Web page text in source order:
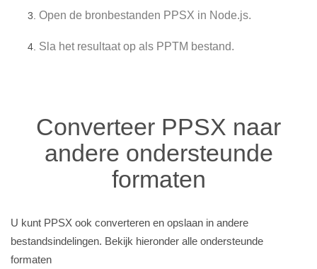
Open de bronbestanden PPSX in Node.js.
Sla het resultaat op als PPTM bestand.
Converteer PPSX naar
andere ondersteunde
formaten
U kunt PPSX ook converteren en opslaan in andere
bestandsindelingen. Bekijk hieronder alle ondersteunde
formaten